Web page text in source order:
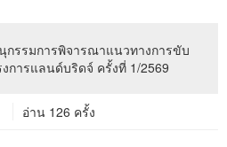
อ่าน 126 ครั้ง